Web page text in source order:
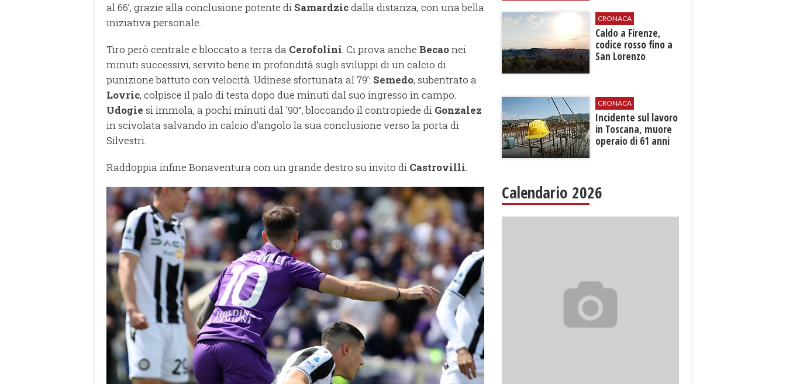
al 66’, grazie alla conclusione potente di Samardzicdalla distanza, con una bella
iniziativa personale.
Tiro però centrale e bloccato a terra da Cerofolini. Ci prova anche Becaonei
minuti successivi, servito bene in profondità sugli sviluppi di un calcio di
punizione battuto con velocità. Udinese sfortunata al 79’: Semedo, subentrato a
Lovric, colpisce il palo di testa dopo due minuti dal suo ingresso in campo.
Udogie si immola, a pochi minuti dal '90°, bloccando il contropiede di Gonzalez
in scivolata salvando in calcio d’angolo la sua conclusione verso la porta di
Silvestri.
Raddoppia infine Bonaventura con un grande destro su invito di Castrovilli.
CRONACA
Caldo a Firenze,
codice rosso fino a
San Lorenzo
CRONACA
Incidente sul lavoro
in Toscana, muore
operaio di 61 anni
Calendario 2026